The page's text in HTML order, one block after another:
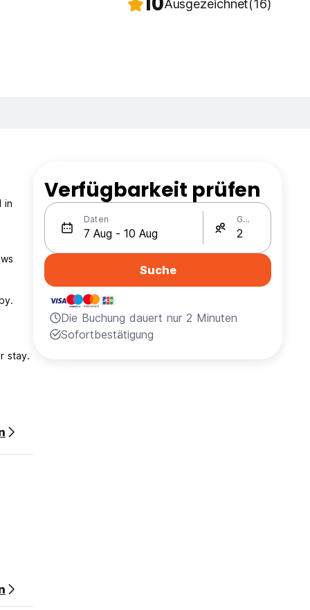
Ausgezeichnet(16)
in
stay.
Verfügbarkeit prüfen
Daten Gäste
Suche
Die Buchung dauert nur 2 Minuten
Sofortbestätigung